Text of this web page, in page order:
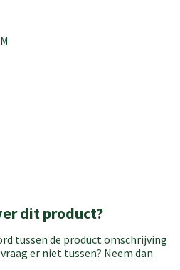
dit product?
tussen de product omschrijving
er niet tussen? Neem dan